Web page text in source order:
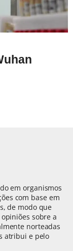
em organismos
com base em
de modo que
sobre a
norteadas
atribui e pelo